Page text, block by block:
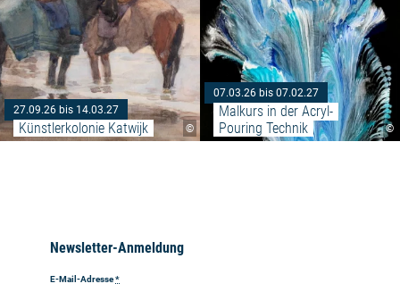
©
27.09.26 bis 14.03.27
Künstlerkolonie Katwijk ©
07.03.26 bis 07.02.27
Malkurs in der Acryl-
Pouring Technik
Newsletter-Anmeldung
E-Mail-Adresse*